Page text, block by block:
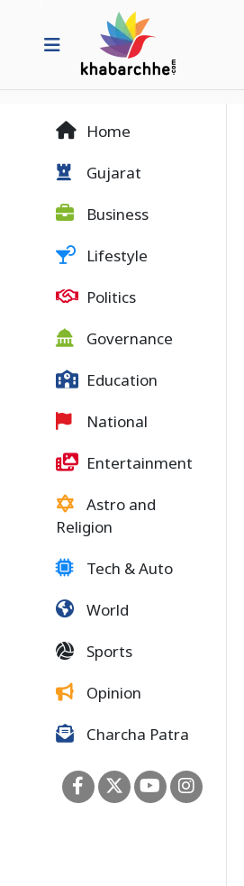
Home
Gujarat
Business
Lifestyle
Politics
Governance
Education
National
Entertainment
Astro and
Religion
Tech & Auto
World
Sports
Opinion
Charcha Patra